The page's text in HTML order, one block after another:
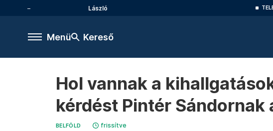
László
Menü Kereső
Hol vannak a
kérdést Pintér
BELFÖLD frissítve